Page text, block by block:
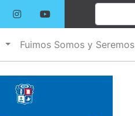
Fuimos Somos y Seremos